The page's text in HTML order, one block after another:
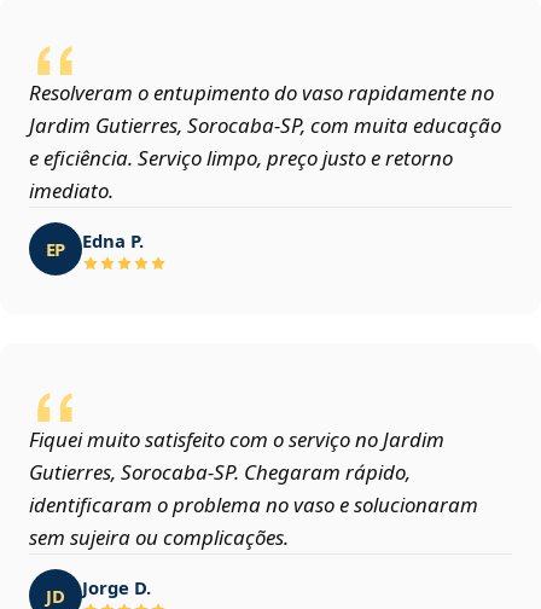
Resolveram o entupimento do vaso rapidamente no
Jardim Gutierres, Sorocaba‑SP, com muita educação
e eficiência. Serviço limpo, preço justo e retorno
imediato.
EP Edna P.
Fiquei muito satisfeito com o serviço no Jardim
Gutierres, Sorocaba‑SP. Chegaram rápido,
identificaram o problema no vaso e solucionaram
sem sujeira ou complicações.
JD Jorge D.